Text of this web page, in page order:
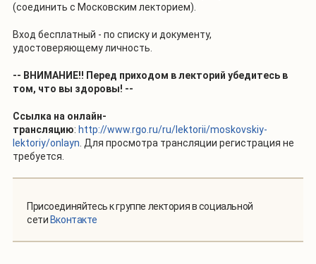
(соединить с Московским лекторием).
Вход бесплатный - по списку и документу,
удостоверяющему личность.
-- ВНИМАНИЕ!! Перед приходом в лекторий убедитесь в
том, что вы здоровы! --
Ссылка на онлайн-
трансляцию: http://www.rgo.ru/ru/lektorii/moskovskiy-
lektoriy/onlayn . Для просмотра трансляции регистрация не
требуется.
Присоединяйтесь к группе лектория в социальной
сети Вконтакте